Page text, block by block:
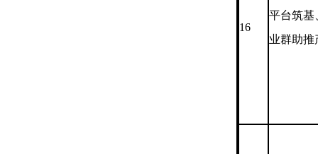
16
平台筑基
业群助